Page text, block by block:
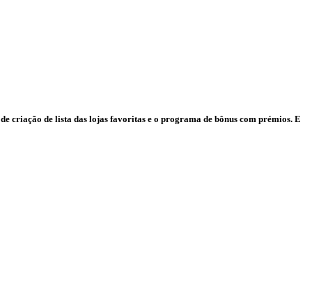
criação de lista das lojas favoritas e o programa de bônus com prémios. E